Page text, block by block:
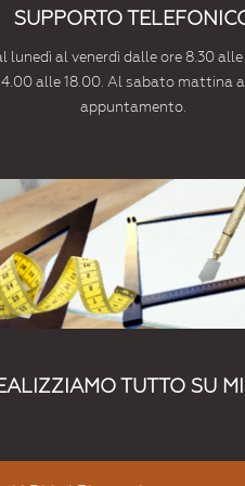
SUPPORTO
lunedì al venerdì dalle ore 8.30 alle
alle 18.00. Al sabato mattina
appuntamento.
TUTTO SU